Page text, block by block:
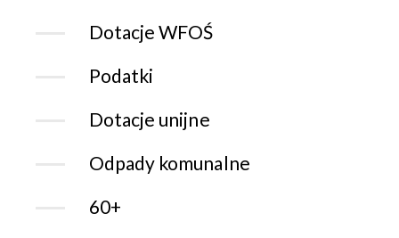
Dotacje WFOŚ
Podatki
Dotacje unijne
Odpady komunalne
60+